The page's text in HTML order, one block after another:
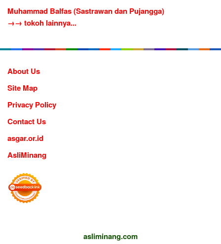
Muhammad Balfas (Sastrawan dan Pujangga)
→→ tokoh lainnya...
About Us
Site Map
Privacy Policy
Contact Us
asgar.or.id
AsliMinang
asliminang.com